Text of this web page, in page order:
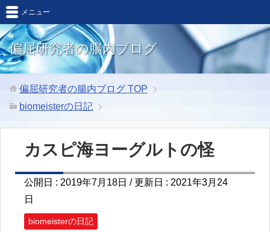
偏屈研究者の腸内ブログ
メニュー
偏屈研究者の腸内ブログ TOP
biomeisterの日記
カスピ海ヨーグルトの怪
公開日 : 2019年7月18日 / 更新日 : 2021年3月24
日
biomeisterの日記